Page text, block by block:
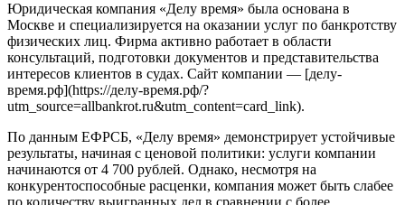
Юридическая компания «Делу время» была основана в
Москве и специализируется на оказании услуг по банкротству
физических лиц. Фирма активно работает в области
консультаций, подготовки документов и представительства
интересов клиентов в судах. Сайт компании — [делу-
время.рф](https://делу-время.рф/?
utm_source=allbankrot.ru&utm_content=card_link).
По данным ЕФРСБ, «Делу время» демонстрирует устойчивые
результаты, начиная с ценовой политики: услуги компании
начинаются от 4 700 рублей. Однако, несмотря на
конкурентоспособные расценки, компания может быть слабее